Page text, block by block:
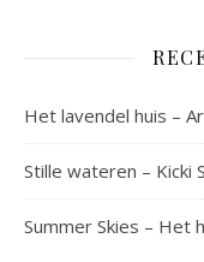
Het lavendel huis –
Stille wateren – Kicki
Summer Skies – Het